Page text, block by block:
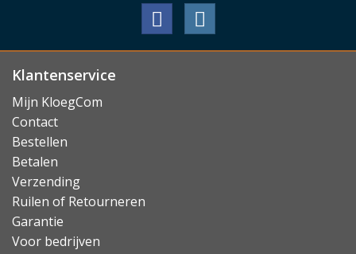
Klantenservice
Mijn KloegCom
Contact
Bestellen
Betalen
Verzending
Ruilen of Retourneren
Garantie
Voor bedrijven